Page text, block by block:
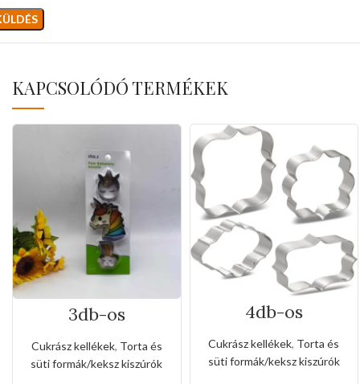
KAPCSOLÓDÓ TERMÉKEK
3db-os
rozsdamentes
kiszúró készlet
unikornis és
szivárvány alakkal
Cukrász kellékek, Torta és
süti formák/keksz kiszúrók
4db-os
kiszúró készlet
Cukrász kellékek, Torta és
süti formák/keksz kiszúrók